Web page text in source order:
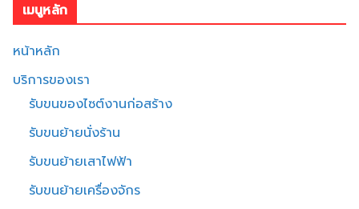
เมนูหลัก
หน้าหลัก
บริการของเรา
รับขนของไซต์งานก่อสร้าง
รับขนย้ายนั่งร้าน
รับขนย้ายเสาไฟฟ้า
รับขนย้ายเครื่องจักร